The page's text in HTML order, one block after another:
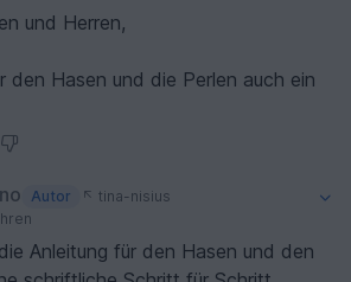
und Herren,
den Hasen und die Perlen auch ein
Autor
tina-nisius
Anleitung für den Hasen und den